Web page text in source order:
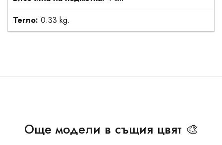
Тегло: 0.33 kg.
Още модели в същия цвят 🎨